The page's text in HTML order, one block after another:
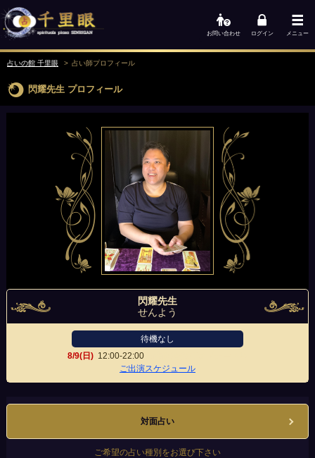
お問い合わせ ログイン メニュー
占いの館 千里眼 占い師プロフィール
閃耀先生 プロフィール
閃耀先生
せんよう
待機なし
8/9(日) 12:00-22:00
ご出演スケジュール
対面占い
ご希望の占い種別をお選び下さい